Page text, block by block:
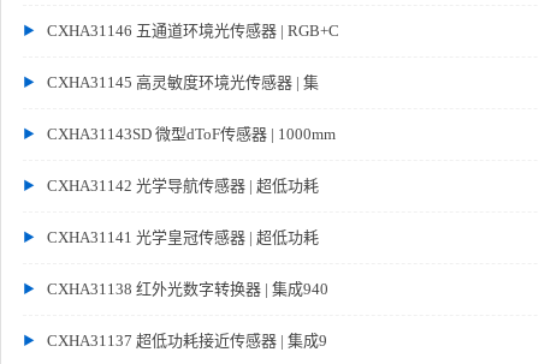
CXHA31146 五通道环境光传感器 | RGB+C
CXHA31145 高灵敏度环境光传感器 | 集
CXHA31143SD 微型dToF传感器 | 1000mm
CXHA31142 光学导航传感器 | 超低功耗
CXHA31141 光学皇冠传感器 | 超低功耗
CXHA31138 红外光数字转换器 | 集成940
CXHA31137 超低功耗接近传感器 | 集成9